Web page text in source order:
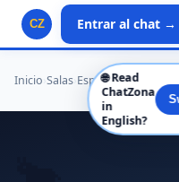
CZ Entrar al chat →
Inicio Salas España›Comunitat
🌐 Read
ChatZona
in
English?